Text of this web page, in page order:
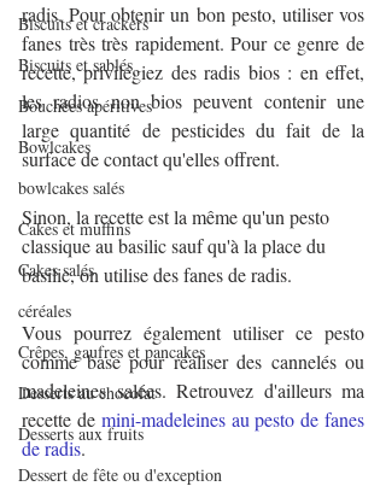
Biscuits et crackers
Biscuits et sablés
Bouchées apéritives
Bowlcakes
bowlcakes salés
Cakes et muffins
Cakes salés
céréales
Crêpes, gaufres et pancakes
Desserts au chocolat
Desserts aux fruits
Dessert de fête ou d'exception
radis. Pour obtenir un bon pesto, utiliser vos
fanes très très rapidement. Pour ce genre de
recette, privilégiez des radis bios : en effet,
les radios non bios peuvent contenir une
large quantité de pesticides du fait de la
surface de contact qu'elles offrent.
Sinon, la recette est la même qu'un pesto
classique au basilic sauf qu'à la place du
basilic, on utilise des fanes de radis.
Vous pourrez également utiliser ce pesto
comme base pour réaliser des cannelés ou
madeleines salées. Retrouvez d'ailleurs ma
recette de mini-madeleines au pesto de fanes
de radis.